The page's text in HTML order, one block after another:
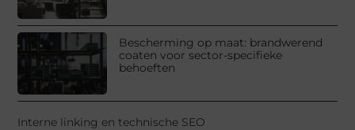
Bescherming op maat: brandwerend
coaten voor sector-specifieke
behoeften
Interne linking en technische SEO